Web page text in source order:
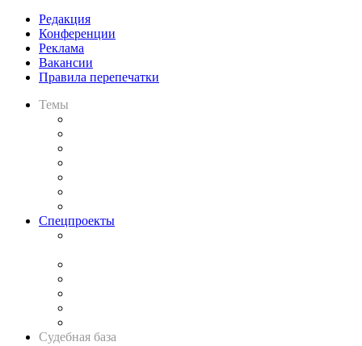
Редакция
Конференции
Реклама
Вакансии
Правила перепечатки
Темы
Спецпроекты
Судебная база